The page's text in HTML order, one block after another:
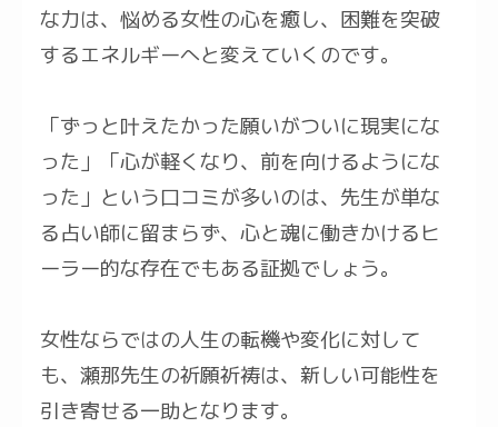
な力は、悩める女性の心を癒し、困難を突破
するエネルギーへと変えていくのです。
「ずっと叶えたかった願いがついに現実にな
った」「心が軽くなり、前を向けるようにな
った」という口コミが多いのは、先生が単な
る占い師に留まらず、心と魂に働きかけるヒ
ーラー的な存在でもある証拠でしょう。
女性ならではの人生の転機や変化に対して
も、瀬那先生の祈願祈祷は、新しい可能性を
引き寄せる一助となります。